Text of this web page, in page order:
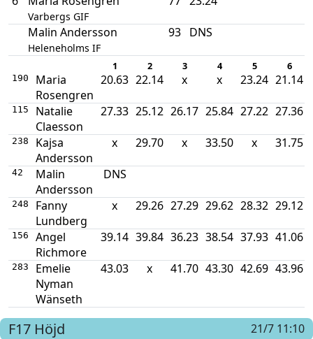
Varbergs GIF
Malin Andersson
Heleneholms IF
93 DNS
1 2 3 4 5 6
190
Maria
Rosengren
20.63 22.14 x x 23.24 21.14
115
Natalie
Claesson
27.33 25.12 26.17 25.84 27.22 27.36
238
Kajsa
Andersson
x 29.70 x 33.50 x 31.75
42
Malin
Andersson
DNS
248
Fanny
Lundberg
x 29.26 27.29 29.62 28.32 29.12
156
Angel
Richmore
39.14 39.84 36.23 38.54 37.93 41.06
283
Emelie
Nyman
Wänseth
43.03 x 41.70 43.30 42.69 43.96
F17 Höjd
21/7 11:10